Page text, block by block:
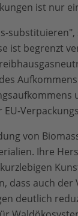
ist nur
ist begrenzt
von
Ihre
dass auch
deutlich